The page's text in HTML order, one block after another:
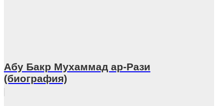
Абу Бакр Мухаммад ар-Рази
(биография)